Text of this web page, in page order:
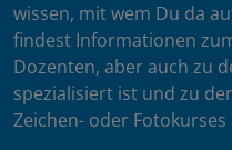
wissen, mit wem Du da
findest Informationen
Dozenten, aber auch zu
spezialisiert ist und zu
Zeichen- oder